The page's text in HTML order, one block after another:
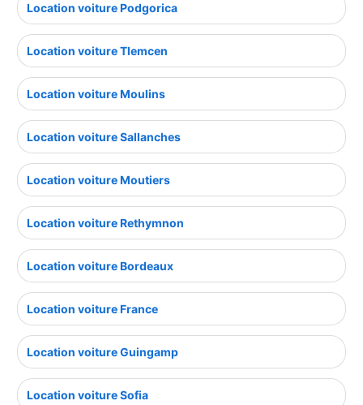
Location voiture Podgorica
Location voiture Tlemcen
Location voiture Moulins
Location voiture Sallanches
Location voiture Moutiers
Location voiture Rethymnon
Location voiture Bordeaux
Location voiture France
Location voiture Guingamp
Location voiture Sofia